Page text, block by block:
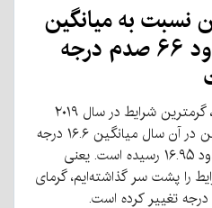
نسبت به میانگین
۳۰ سال گذشته حدود ۶۶ صدم درجه
او خاطرنشان کرد: پیش از این، گرمترین شرایط در سال ۲۰۱۹
تجربه شد. درجه حرارت کره‌زمین در آن سال میانگین ۱۶.۶ درجه
بود. اکنون در سال ۲۰۲۳ به حدود ۱۶.۹۵ رسیده است. یعنی
شرایط را پشت سر گذاشته‌ایم، گرمای